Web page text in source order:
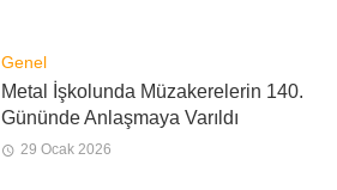
Genel
Metal İşkolunda Müzakerelerin 140.
Gününde Anlaşmaya Varıldı
29 Ocak 2026